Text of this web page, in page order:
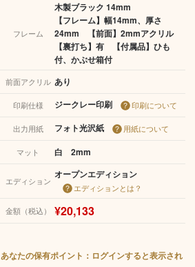
フレーム
木製ブラック 14mm
【フレーム】幅14mm、厚さ
24mm 【前面】2mmアクリル
【裏打ち】有 【付属品】ひも
付、かぶせ箱付
前面アクリル あり
印刷仕様 ジークレー印刷 印刷について
出力用紙 フォト光沢紙 用紙について
マット 白 2mm
エディション
オープンエディション
エディションとは？
金額（税込） ¥20,133
あなたの保有ポイント：ログインすると表示され